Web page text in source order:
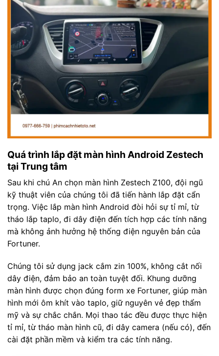
Quá trình lắp đặt màn hình Android Zestech
tại Trung tâm
Sau khi chú An chọn màn hình Zestech Z100, đội ngũ
kỹ thuật viên của chúng tôi đã tiến hành lắp đặt cẩn
trọng. Việc lắp màn hình Android đòi hỏi sự tỉ mỉ, từ
tháo lắp taplo, đi dây điện đến tích hợp các tính năng
mà không ảnh hưởng hệ thống điện nguyên bản của
Fortuner.
Chúng tôi sử dụng jack cắm zin 100%, không cắt nối
dây điện, đảm bảo an toàn tuyệt đối. Khung dưỡng
màn hình được chọn đúng form xe Fortuner, giúp màn
hình mới ôm khít vào taplo, giữ nguyên vẻ đẹp thẩm
mỹ và sự chắc chắn. Mọi thao tác đều được thực hiện
tỉ mỉ, từ tháo màn hình cũ, đi dây camera (nếu có), đến
cài đặt phần mềm và kiểm tra các tính năng.